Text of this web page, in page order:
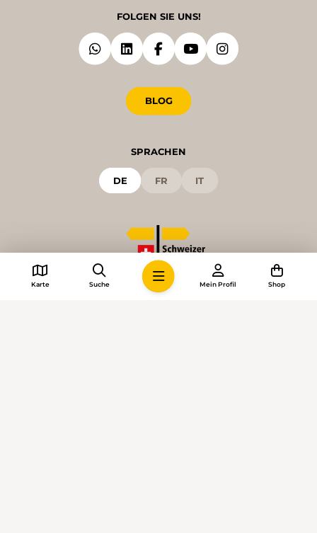
FOLGEN SIE UNS!
BLOG
SPRACHEN
DE FR IT
Karte Suche Mein Profil Shop